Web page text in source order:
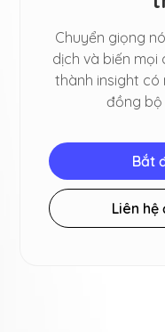
Chuyển giọng
dịch và biến
thành insight có
đồng bộ
Bắt
Liên hệ